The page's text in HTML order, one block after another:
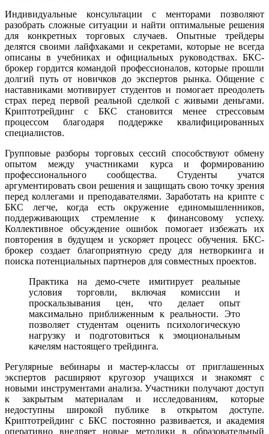
Индивидуальные консультации с менторами позволяют
разобрать сложные ситуации и найти оптимальные решения
для конкретных торговых случаев. Опытные трейдеры
делятся своими лайфхаками и секретами, которые не всегда
описаны в учебниках и официальных руководствах. БКС-
брокер гордится командой профессионалов, которые прошли
долгий путь от новичков до экспертов рынка. Общение с
наставниками мотивирует студентов и помогает преодолеть
страх перед первой реальной сделкой с живыми деньгами.
Криптотрейдинг с БКС становится менее стрессовым
процессом благодаря поддержке квалифицированных
специалистов.
Групповые разборы торговых сессий способствуют обмену
опытом между участниками курса и формированию
профессионального сообщества. Студенты учатся
аргументировать свои решения и защищать свою точку зрения
перед коллегами и преподавателями. Заработать на крипте с
БКС легче, когда есть окружение единомышленников,
поддерживающих стремление к финансовому успеху.
Коллективное обсуждение ошибок помогает избежать их
повторения в будущем и ускоряет процесс обучения. БКС-
брокер создает благоприятную среду для нетворкинга и
поиска потенциальных партнеров для совместных проектов.
Практика на демо-счете имитирует реальные
условия торговли, включая комиссии и
проскальзывания цен, что делает опыт
максимально приближенным к реальности. Это
позволяет студентам оценить психологическую
нагрузку и подготовиться к эмоциональным
качелям настоящего трейдинга.
Регулярные вебинары и мастер-классы от приглашенных
экспертов расширяют кругозор учащихся и знакомят с
новыми инструментами анализа. Участники получают доступ
к закрытым материалам и исследованиям, которые
недоступны широкой публике в открытом доступе.
Криптотрейдинг с БКС постоянно развивается, и академия
оперативно внедряет новые методики в образовательный